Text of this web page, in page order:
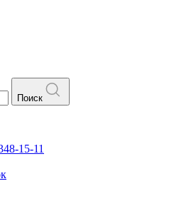
Поиск
15-11